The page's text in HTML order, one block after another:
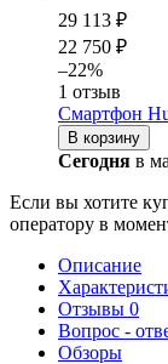
29 113 ₽
22 750 ₽
–22%
1 отзыв
Смартфон
В корзину
Сегодня в
Если вы хотите
оператору в
Описание
Отзывы 0
Вопрос -
Обзоры